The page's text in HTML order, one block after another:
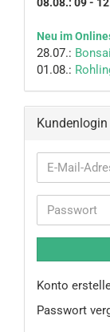
Neu im
28.07.: Bonsai
01.08.:
Kundenlogin
E-
Mail-
Passwort
Konto
Passwort